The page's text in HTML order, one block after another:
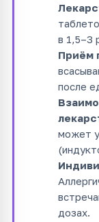
в 1,5–3
Приём
после
может
дозах.